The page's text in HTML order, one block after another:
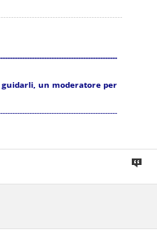
un moderatore per